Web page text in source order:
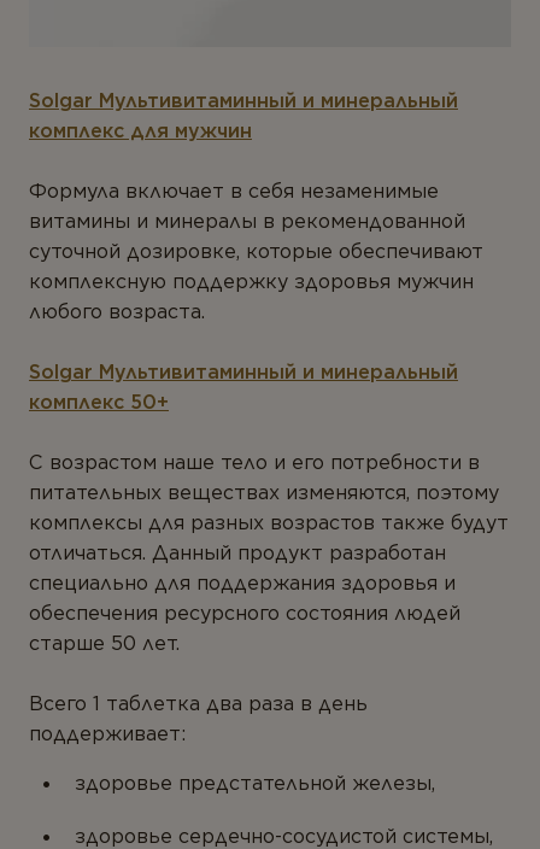
Solgar Мультивитаминный и минеральный
комплекс для мужчин
Формула включает в себя незаменимые
витамины и минералы в рекомендованной
суточной дозировке, которые обеспечивают
комплексную поддержку здоровья мужчин
любого возраста.
Solgar Мультивитаминный и минеральный
комплекс 50+
С возрастом наше тело и его потребности в
питательных веществах изменяются, поэтому
комплексы для разных возрастов также будут
отличаться. Данный продукт разработан
специально для поддержания здоровья и
обеспечения ресурсного состояния людей
старше 50 лет.
Всего 1 таблетка два раза в день
поддерживает:
здоровье предстательной железы,
здоровье сердечно-сосудистой системы,